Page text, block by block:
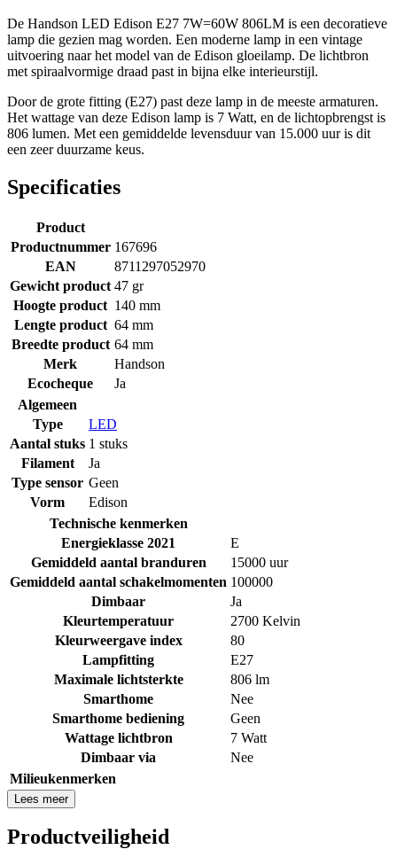
De Handson LED Edison E27 7W=60W 806LM is een decoratieve
lamp die gezien mag worden. Een moderne lamp in een vintage
uitvoering naar het model van de Edison gloeilamp. De lichtbron
met spiraalvormige draad past in bijna elke interieurstijl.
Door de grote fitting (E27) past deze lamp in de meeste armaturen.
Het wattage van deze Edison lamp is 7 Watt, en de lichtopbrengst is
806 lumen. Met een gemiddelde levensduur van 15.000 uur is dit
een zeer duurzame keus.
Specificaties
Product
Productnummer 167696
EAN
8711297052970
Gewicht product 47 gr
Hoogte product 140 mm
Lengte product 64 mm
Breedte product 64 mm
Merk
Handson
Ecocheque
Ja
Algemeen
Type
LED
Aantal stuks 1 stuks
Filament
Ja
Type sensor Geen
Vorm
Edison
Technische kenmerken
Energieklasse 2021
E
Gemiddeld aantal branduren
15000 uur
Gemiddeld aantal schakelmomenten 100000
Dimbaar
Ja
Kleurtemperatuur
2700 Kelvin
Kleurweergave index
80
Lampfitting
E27
Maximale lichtsterkte
806 lm
Smarthome
Nee
Smarthome bediening
Geen
Wattage lichtbron
7 Watt
Dimbaar via
Nee
Milieukenmerken
Lees meer
Productveiligheid